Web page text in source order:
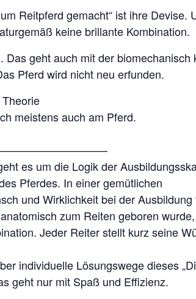
Reitpferd gemacht“ ist ihre Devise.
keine brillante Kombination.
Das geht auch mit der biomechanisch
Pferd wird nicht neu erfunden.
meistens auch am Pferd.
es um die Logik der
Pferdes. In einer gemütlichen
und Wirklichkeit bei der Ausbildung
zum Reiten geboren
Jeder Reiter stellt kurz seine
individuelle Lösungswege dieses
geht nur mit Spaß und Effizienz.